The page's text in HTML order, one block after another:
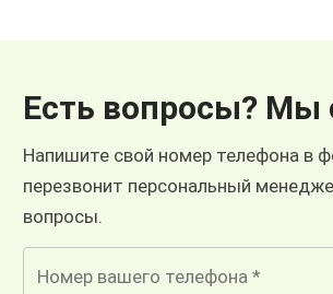
Есть вопросы? Мы
Напишите свой номер телефона в
перезвонит персональный
вопросы.